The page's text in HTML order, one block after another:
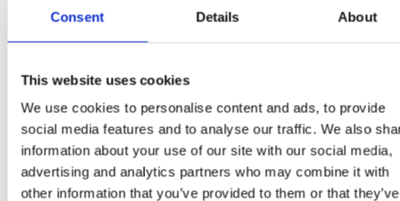
Consent Details About
This website uses cookies
We use cookies to personalise content and ads, to provide
social media features and to analyse our traffic. We also
information about your use of our site with our social media,
advertising and analytics partners who may combine it with
other information that you’ve provided to them or that they’ve